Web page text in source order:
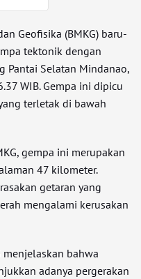
Geofisika (BMKG) baru-
tektonik dengan
Pantai Selatan Mindanao,
WIB. Gempa ini dipicu
terletak di bawah
gempa ini merupakan
47 kilometer.
getaran yang
mengalami kerusakan
bahwa
adanya pergerakan